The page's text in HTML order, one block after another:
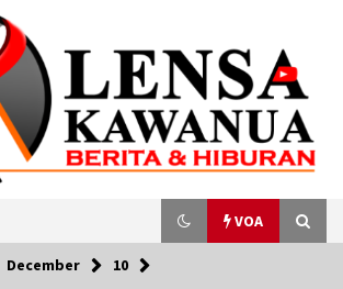
VOA
December 10